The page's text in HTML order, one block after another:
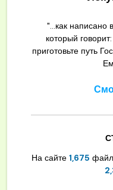
"...как написано
который
приготовьте путь
На сайте 1,675